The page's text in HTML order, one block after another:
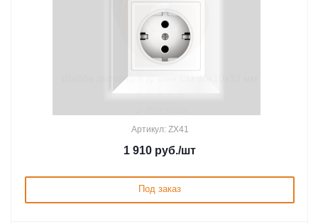
Шайба дистанц-я д/ шин CU 30х10х33 мм
Артикул: ZX41
1 910 руб./шт
Под заказ